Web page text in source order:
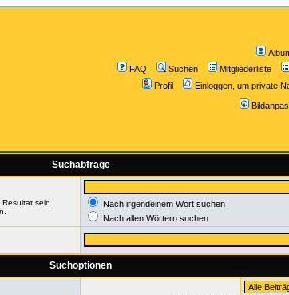
FAQ
Suchen Mitgliederliste
Profil
Einloggen, um private
Suchabfrage
sein
Nach irgendeinem Wort suchen
Nach allen Wörtern suchen
Suchoptionen